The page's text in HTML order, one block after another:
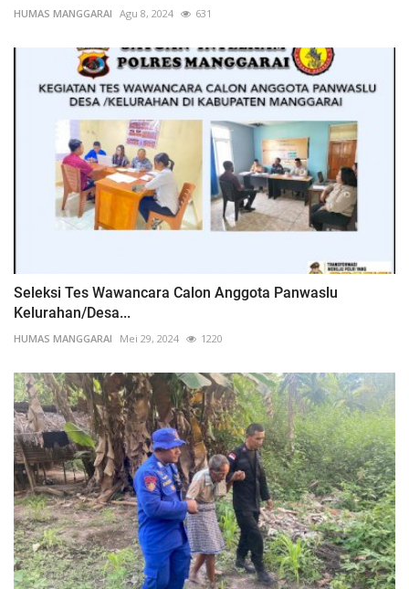
HUMAS MANGGARAI Agu 8, 2024 631
Seleksi Tes Wawancara Calon Anggota Panwaslu
Kelurahan/Desa...
HUMAS MANGGARAI Mei 29, 2024 1220